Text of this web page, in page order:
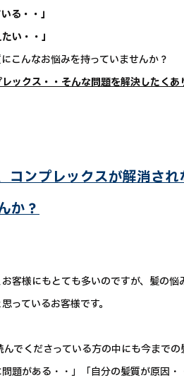
る・・」
い・・」
こんなお悩みを持っていませんか？
ックス・・そんな問題を解決したくあ
コンプレックスが解消さ
か？
客様にもとても多いのですが、髪の
思っているお客様です。
でくださっている方の中にも今まで
題がある・・」「自分の髪質が原因